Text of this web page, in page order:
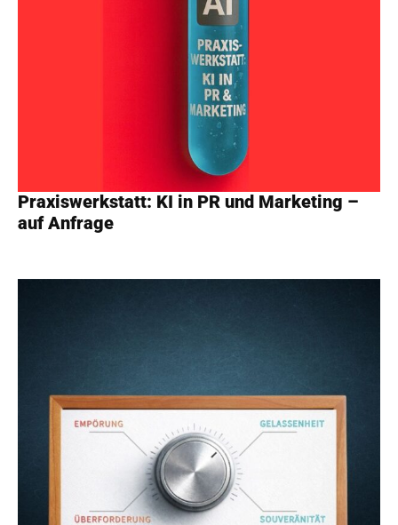
Praxiswerkstatt: KI in PR und Marketing –
auf Anfrage